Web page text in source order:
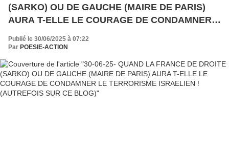
(SARKO) OU DE GAUCHE (MAIRE DE PARIS)
AURA T-ELLE LE COURAGE DE CONDAMNER
LE TERRORISME ISRAELIEN ! (AUTREFOIS
SUR CE BLOG)
Publié le 30/06/2025 à 07:22
Par POESIE-ACTION